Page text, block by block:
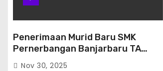
Penerimaan Murid Baru SMK
Pernerbangan Banjarbaru TA
2026/2027
Nov 30, 2025